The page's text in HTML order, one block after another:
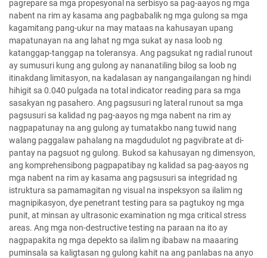
pagrepare sa mga propesyonal na serbisyo sa pag-aayos ng mga
nabent na rim ay kasama ang pagbabalik ng mga gulong sa mga
kagamitang pang-ukur na may mataas na kahusayan upang
mapatunayan na ang lahat ng mga sukat ay nasa loob ng
katanggap-tanggap na toleransya. Ang pagsukat ng radial runout
ay sumusuri kung ang gulong ay nananatiling bilog sa loob ng
itinakdang limitasyon, na kadalasan ay nangangailangan ng hindi
hihigit sa 0.040 pulgada na total indicator reading para sa mga
sasakyan ng pasahero. Ang pagsusuri ng lateral runout sa mga
pagsusuri sa kalidad ng pag-aayos ng mga nabent na rim ay
nagpapatunay na ang gulong ay tumatakbo nang tuwid nang
walang paggalaw pahalang na magdudulot ng pagvibrate at di-
pantay na pagsuot ng gulong. Bukod sa kahusayan ng dimensyon,
ang komprehensibong pagpapatibay ng kalidad sa pag-aayos ng
mga nabent na rim ay kasama ang pagsusuri sa integridad ng
istruktura sa pamamagitan ng visual na inspeksyon sa ilalim ng
magnipikasyon, dye penetrant testing para sa pagtukoy ng mga
punit, at minsan ay ultrasonic examination ng mga critical stress
areas. Ang mga non-destructive testing na paraan na ito ay
nagpapakita ng mga depekto sa ilalim ng ibabaw na maaaring
puminsala sa kaligtasan ng gulong kahit na ang panlabas na anyo